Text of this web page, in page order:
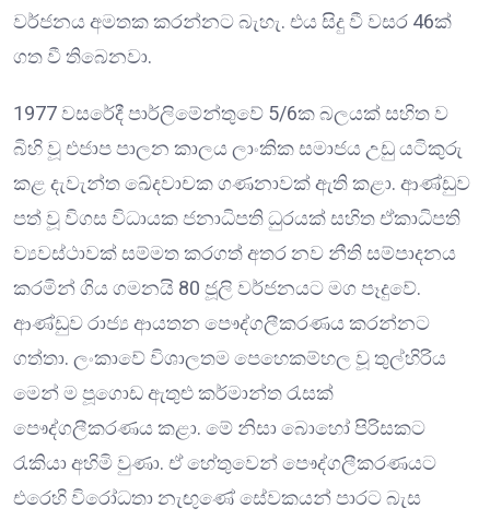
වර්ජනය අමතක කරන්නට බැහැ. එය සිදු වී වසර 46ක්
ගත වී තිබෙනවා.
1977 වසරේදී පාර්ලිමේන්තුවේ 5/6ක බලයක් සහිත ව
බිහි වූ එජාප පාලන කාලය ලාංකික සමාජය උඩු යටිකුරු
කළ දැවැන්ත ඛේදවාචක ගණනාවක් ඇති කළා. ආණ්ඩුව
පත් වූ විගස විධායක ජනාධිපති ධුරයක් සහිත ඒකාධිපති
ව්‍යවස්ථාවක් සම්මත කරගත් අතර නව නීති සම්පාදනය
කරමින් ගිය ගමනයි 80 ජූලි වර්ජනයට මග පෑදුවේ.
ආණ්ඩුව රාජ්‍ය ආයතන පෞද්ගලීකරණය කරන්නට
ගත්තා. ලංකාවේ විශාලතම පෙහෙකම්හල වූ තුල්හිරිය
මෙන් ම පූගොඩ ඇතුළු කර්මාන්ත රැසක්
පෞද්ගලීකරණය කළා. මේ නිසා බොහෝ පිරිසකට
රැකියා අහිමි වුණා. ඒ හේතුවෙන් පෞද්ගලීකරණයට
එරෙහි විරෝධතා නැඟුණේ සේවකයන් පාරට බැස